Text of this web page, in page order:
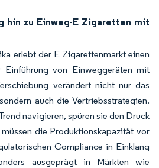
hin zu Einweg-E Zigaretten mit
erlebt der E Zigarettenmarkt einen
von Einweggeräten mit
verändert nicht nur das
auch die Vertriebsstrategien.
navigieren, spüren sie den Druck
die Produktionskapazität vor
Compliance in Einklang
ausgeprägt in Märkten wie